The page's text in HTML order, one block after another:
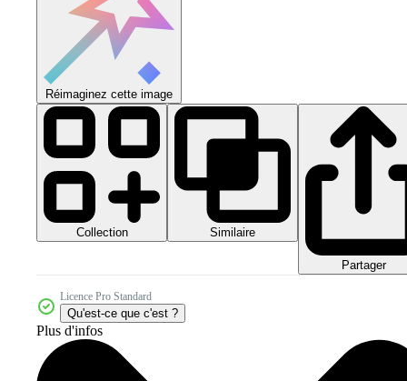
Réimaginez cette image
Collection Similaire
Partager
Licence Pro Standard
Qu'est-ce que c'est ?
Plus d'infos